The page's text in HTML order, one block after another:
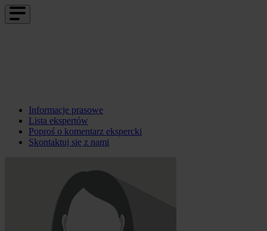
Informacje prasowe
Lista ekspertów
Poproś o komentarz ekspercki
Skontaktuj się z nami